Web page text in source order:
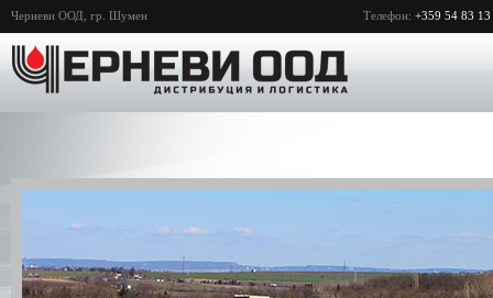
Черневи ООД, гр. Шумен Телефон: +359 54 83 13